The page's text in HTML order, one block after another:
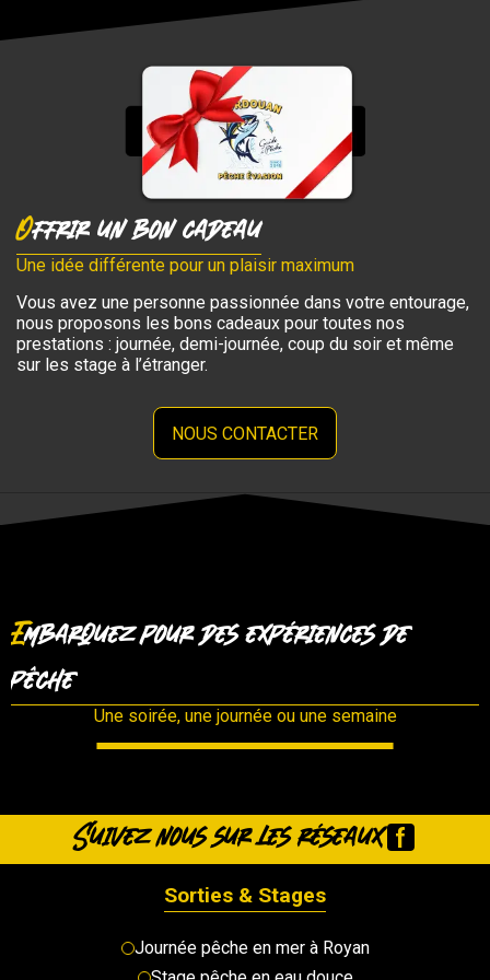
Offrir un bon cadeau
Une idée différente pour un plaisir maximum
Vous avez une personne passionnée dans votre entourage,
nous proposons les bons cadeaux pour toutes nos
prestations : journée, demi-journée, coup du soir et même
sur les stage à l’étranger.
NOUS CONTACTER
Embarquez pour des expériences de
pêche
Une soirée, une journée ou une semaine
En mer
En eau douce
A l'étranger
Suivez nous sur les réseaux
Sorties & Stages
Journée pêche en mer à Royan